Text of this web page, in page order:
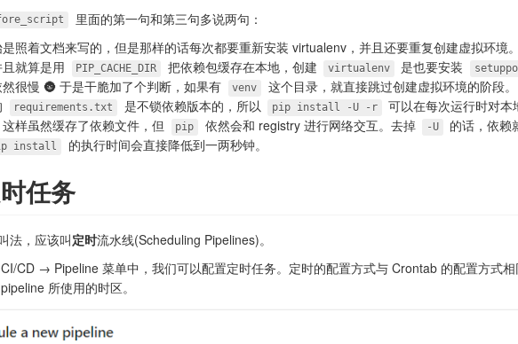
里面的第一句和第三句多说两句：
照着文档来写的，但是那样的话每次都要重新安装 virtualenv，并且还要重复创建虚拟环境
就算是用
PIP_CACHE_DIR 把依赖包缓存在本地，创建 virtualenv 是也要安装
很慢 🌚 于是干脆加了个判断，如果有 venv
这个目录，就直接跳过创建虚拟环境的阶段。
requirements.txt 是不锁依赖版本的，所以 pip install -U -r
可以在每次运行时对本
样虽然缓存了依赖文件，但
pip 依然会和 registry 进行网络交互。去掉 -U
的话，依赖
install 的执行时间会直接降低到一两秒钟。
任务
法，应该叫定时流水线(Scheduling Pipelines)。
CD → Pipeline 菜单中，我们可以配置定时任务。定时的配置方式与 Crontab 的配置方式
所使用的时区。